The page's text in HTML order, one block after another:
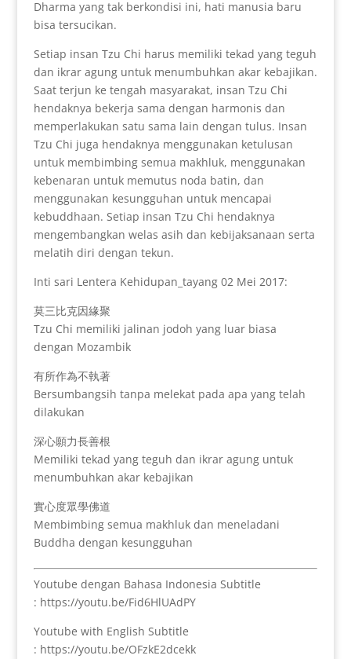
Dharma yang tak berkondisi ini, hati manusia baru
bisa tersucikan.
Setiap insan Tzu Chi harus memiliki tekad yang teguh
dan ikrar agung untuk menumbuhkan akar kebajikan.
Saat terjun ke tengah masyarakat, insan Tzu Chi
hendaknya bekerja sama dengan harmonis dan
memperlakukan satu sama lain dengan tulus. Insan
Tzu Chi juga hendaknya menggunakan ketulusan
untuk membimbing semua makhluk, menggunakan
kebenaran untuk memutus noda batin, dan
menggunakan kesungguhan untuk mencapai
kebuddhaan. Setiap insan Tzu Chi hendaknya
mengembangkan welas asih dan kebijaksanaan serta
melatih diri dengan tekun.
Inti sari Lentera Kehidupan_tayang 02 Mei 2017:
莫三比克因緣聚
Tzu Chi memiliki jalinan jodoh yang luar biasa
dengan Mozambik
有所作為不執著
Bersumbangsih tanpa melekat pada apa yang telah
dilakukan
深心願力長善根
Memiliki tekad yang teguh dan ikrar agung untuk
menumbuhkan akar kebajikan
實心度眾學佛道
Membimbing semua makhluk dan meneladani
Buddha dengan kesungguhan
Youtube dengan Bahasa Indonesia Subtitle
: https://youtu.be/Fid6HlUAdPY
Youtube with English Subtitle
: https://youtu.be/OFzkE2dcekk